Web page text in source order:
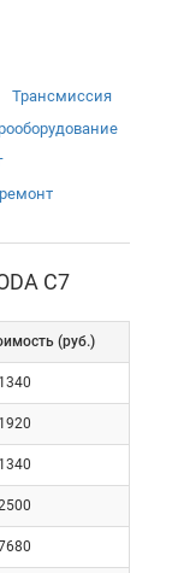
Трансмиссия
C7
(руб.)